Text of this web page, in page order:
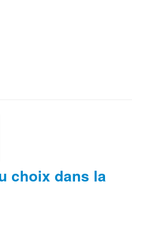
choix dans la